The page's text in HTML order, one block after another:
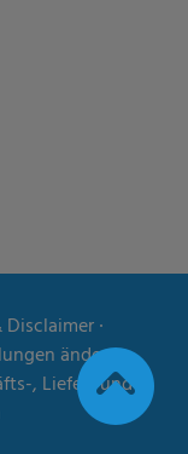
Disclaimer∙
ändern∙
, Liefer- und